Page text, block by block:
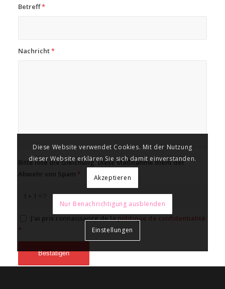
Betreff*
Nachricht*
1 + 1 = ?
Bitte löse die Gleichung. Diese Maßnahme dient der
Abwehr von Spam *
J'ai pris connaissance de la politique de confidentialité
*
Diese Website verwendet Cookies. Mit der Nutzung
dieser Website erklären Sie sich damit einverstanden.
Akzeptieren
Nur Benachrichtigung ausblenden
Einstellungen